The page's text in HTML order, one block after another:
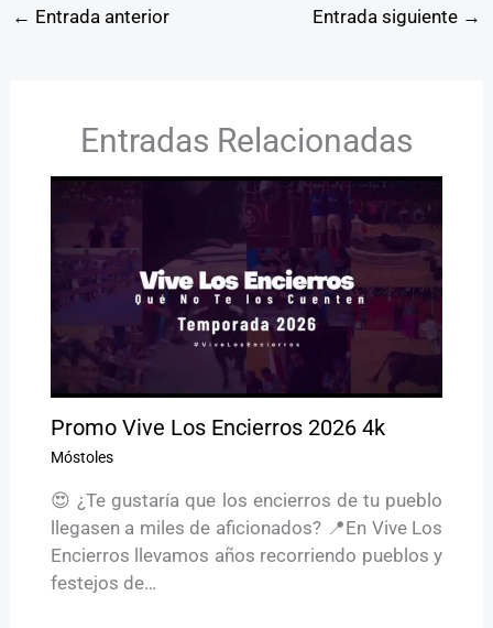
← Entrada anterior Entrada siguiente →
Entradas Relacionadas
Promo Vive Los Encierros 2026 4k
Móstoles
😍 ¿Te gustaría que los encierros de tu pueblo
llegasen a miles de aficionados? 📍En Vive Los
Encierros llevamos años recorriendo pueblos y
festejos de…